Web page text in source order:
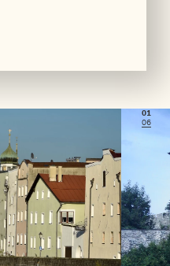
01
06